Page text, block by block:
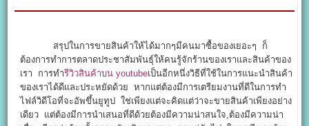
สรุปในการขายสินค้าให้ได้มากๆมีคนมาซื้อของเยอะๆ ก็
ต้องการทำการตลาดประชาสัมพันธุ์ให้คนรู้จักร้านของเราและสินค้าของ
เรา การทำรีวิวสินค้าบน youtubeเป็นอีกหนึ่งวิธีที่ใช้ในการแนะนำสินค้า
ของเราได้ดีและประหยัดด้วย หากแต่ต้องมีการเตรียมงานที่ดีในการทำ
ไฟล์วิดีโอที่จะอัพขึ้นยูทูป ใช่เพียงแต่จะคิดแต่ว่าจะขายสินค้าเพียงอย่าง
เดียว แต่ต้องมีการนำเสนอที่ดีด้วยต้องมีความน่าสนใจ,ต้องมีความน่า